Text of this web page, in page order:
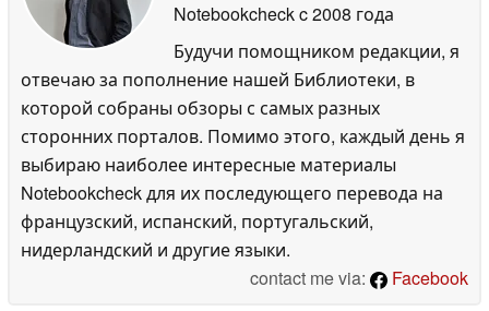
Notebookcheckc 2008 года
Будучи помощником редакции, я
отвечаю за пополнение нашей Библиотеки, в
которой собраны обзоры с самых разных
сторонних порталов. Помимо этого, каждый день я
выбираю наиболее интересные материалы
Notebookcheck для их последующего перевода на
французский, испанский, португальский,
нидерландский и другие языки.
contact me via:
Facebook